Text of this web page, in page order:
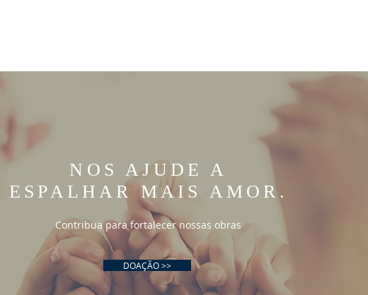
NOS AJUDE A
ESPALHAR MAIS AMOR.
Contribua para fortalecer nossas obras
DOAÇÃO >>